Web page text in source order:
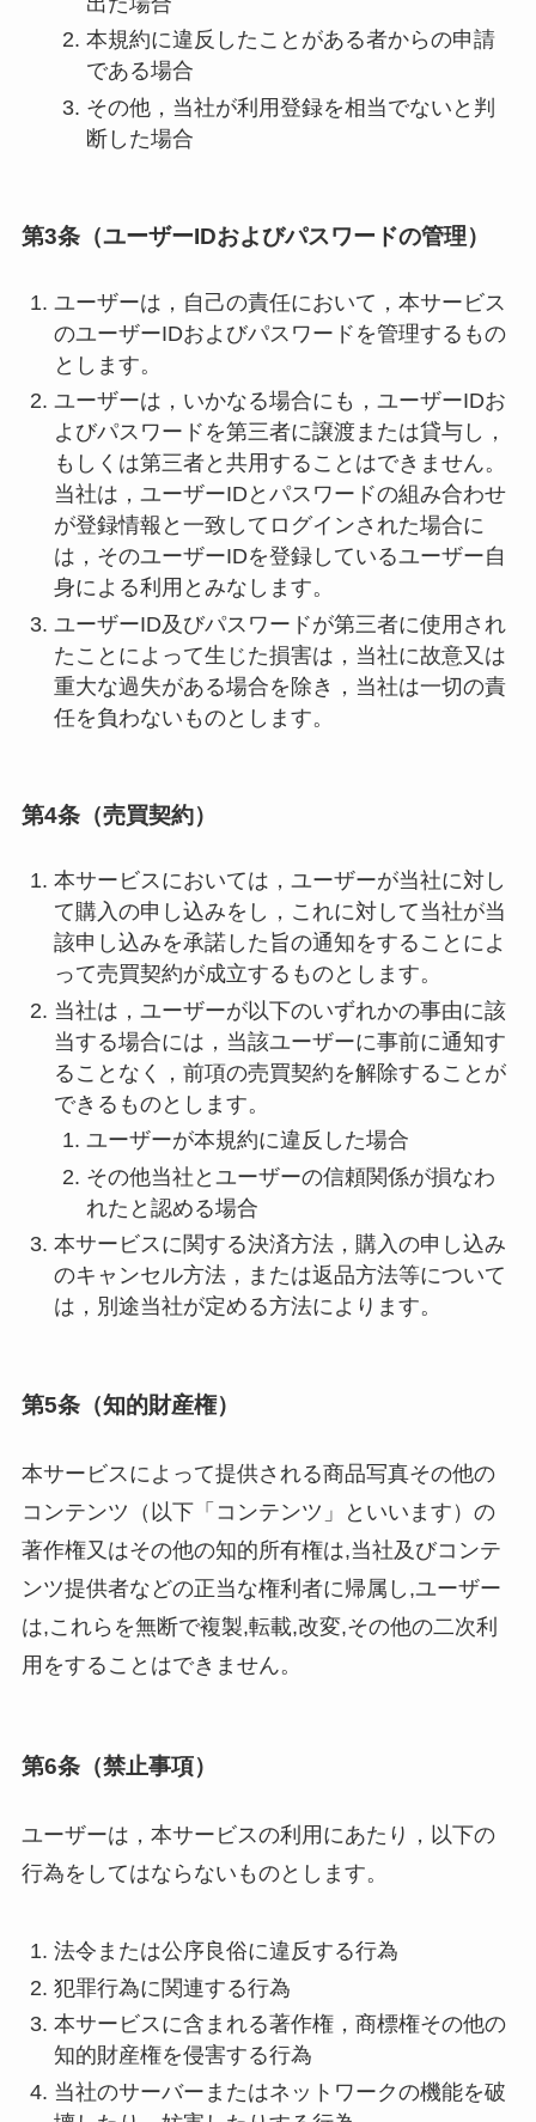
本規約に違反したことがある者からの申請
である場合
その他，当社が利用登録を相当でないと判
断した場合
第3条（ユーザーIDおよびパスワードの管理）
ユーザーは，自己の責任において，本サービス
のユーザーIDおよびパスワードを管理するもの
とします。
ユーザーは，いかなる場合にも，ユーザーIDお
よびパスワードを第三者に譲渡または貸与し，
もしくは第三者と共用することはできません。
当社は，ユーザーIDとパスワードの組み合わせ
が登録情報と一致してログインされた場合に
は，そのユーザーIDを登録しているユーザー自
身による利用とみなします。
ユーザーID及びパスワードが第三者に使用され
たことによって生じた損害は，当社に故意又は
重大な過失がある場合を除き，当社は一切の責
任を負わないものとします。
第4条（売買契約）
本サービスにおいては，ユーザーが当社に対し
て購入の申し込みをし，これに対して当社が当
該申し込みを承諾した旨の通知をすることによ
って売買契約が成立するものとします。
当社は，ユーザーが以下のいずれかの事由に該
当する場合には，当該ユーザーに事前に通知す
ることなく，前項の売買契約を解除することが
できるものとします。
ユーザーが本規約に違反した場合
その他当社とユーザーの信頼関係が損なわ
れたと認める場合
本サービスに関する決済方法，購入の申し込み
のキャンセル方法，または返品方法等について
は，別途当社が定める方法によります。
第5条（知的財産権）
本サービスによって提供される商品写真その他の
コンテンツ（以下「コンテンツ」といいます）の
著作権又はその他の知的所有権は,当社及びコンテ
ンツ提供者などの正当な権利者に帰属し,ユーザー
は,これらを無断で複製,転載,改変,その他の二次利
用をすることはできません。
第6条（禁止事項）
ユーザーは，本サービスの利用にあたり，以下の
行為をしてはならないものとします。
法令または公序良俗に違反する行為
犯罪行為に関連する行為
本サービスに含まれる著作権，商標権その他の
知的財産権を侵害する行為
当社のサーバーまたはネットワークの機能を破